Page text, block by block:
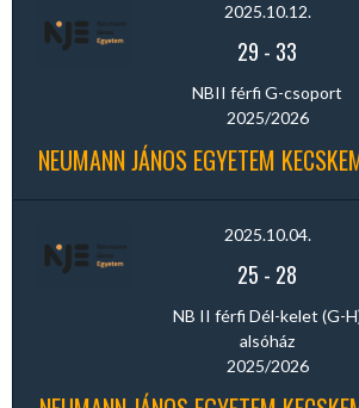
2025.10.12.
29 - 33
NBII férfi G-csoport
2025/2026
NEUMANN JÁNOS EGYETEM
2025.10.04.
25 - 28
NB II férfi Dél-kelet (G-
alsóház
2025/2026